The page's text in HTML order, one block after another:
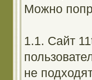
Можно
1.1. Сайт
не